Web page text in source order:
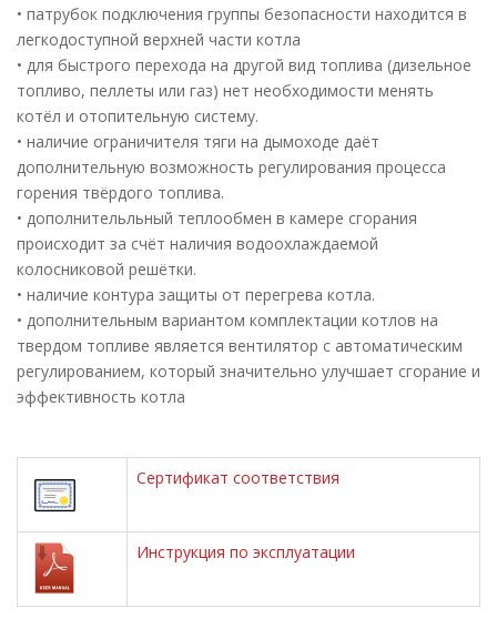
• патрубок подключения группы безопасности находится в
легкодоступной верхней части котла
• для быстрого перехода на другой вид топлива (дизельное
топливо, пеллеты или газ) нет необходимости менять
котёл и отопительную систему.
• наличие ограничителя тяги на дымоходе даёт
дополнительную возможность регулирования процесса
горения твёрдого топлива.
• дополнительльный теплообмен в камере сгорания
происходит за счёт наличия водоохлаждаемой
колосниковой решётки.
• наличие контура защиты от перегрева котла.
• дополнительным вариантом комплектации котлов на
твердом топливе является вентилятор с автоматическим
регулированием, который значительно улучшает сгорание и
эффективность котла
Сертификат соответствия
Инструкция по эксплуатации